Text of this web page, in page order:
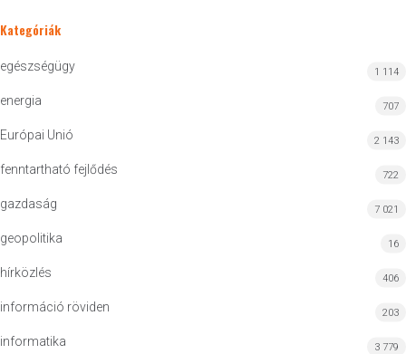
Kategóriák
egészségügy 1 114
energia 707
Európai Unió 2 143
fenntartható fejlődés 722
gazdaság 7 021
geopolitika 16
hírközlés 406
információ röviden 203
informatika 3 779